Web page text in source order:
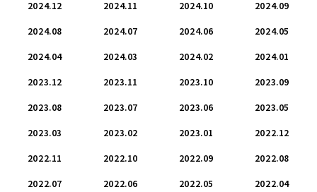
2024.12 2024.11 2024.10 2024.09
2024.08 2024.07 2024.06 2024.05
2024.04 2024.03 2024.02 2024.01
2023.12 2023.11 2023.10 2023.09
2023.08 2023.07 2023.06 2023.05
2023.03 2023.02 2023.01 2022.12
2022.11 2022.10 2022.09 2022.08
2022.07 2022.06 2022.05 2022.04